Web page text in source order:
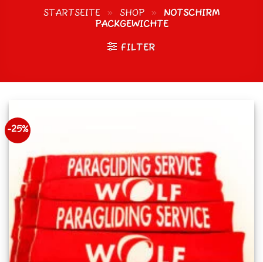
STARTSEITE » SHOP » NOTSCHIRM
PACKGEWICHTE
FILTER
-25%